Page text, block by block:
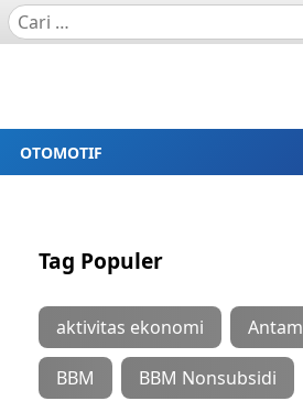
OTOMOTIF
Tag Populer
aktivitas ekonomi Antam
BBM BBM Nonsubsidi